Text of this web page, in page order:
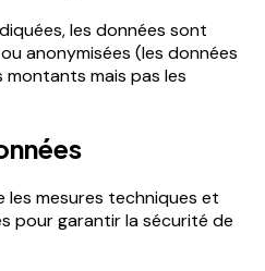
les données sont
ou anonymisées (les données
mais pas les
mesures techniques et
pour garantir la sécurité de